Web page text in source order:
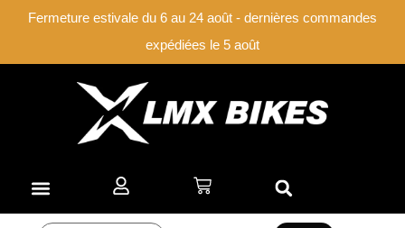
Fermeture estivale du 6 au 24 août - dernières commandes
expédiées le 5 août